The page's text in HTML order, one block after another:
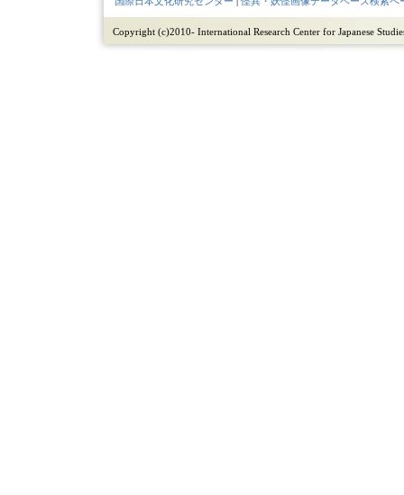
Copyright (c)2010- International Research Center for Japanese